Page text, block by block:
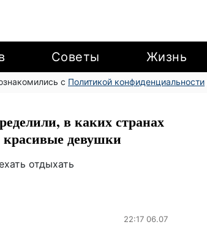
Советы Жизнь
с Политикой конфиденциальности
в каких странах
девушки
отдыхать
22:17 06.07